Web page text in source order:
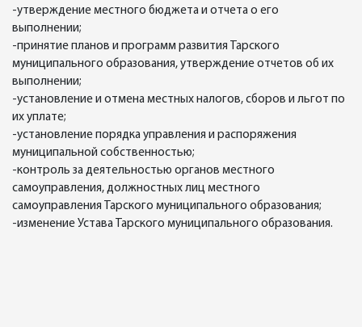
-утверждение местного бюджета и отчета о его
выполнении;
-принятие планов и программ развития Тарского
муниципального образования, утверждение отчетов об их
выполнении;
-установление и отмена местных налогов, сборов и льгот по
их уплате;
-установление порядка управления и распоряжения
муниципальной собственностью;
-контроль за деятельностью органов местного
самоуправления, должностных лиц местного
самоуправления Тарского муниципального образования;
-изменение Устава Тарского муниципального образования.